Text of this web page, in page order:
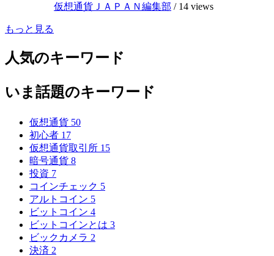
仮想通貨ＪＡＰＡＮ編集部 / 14 views
もっと見る
人気のキーワード
いま話題のキーワード
仮想通貨 50
初心者 17
仮想通貨取引所 15
暗号通貨 8
投資 7
コインチェック 5
アルトコイン 5
ビットコイン 4
ビットコインとは 3
ビックカメラ 2
決済 2